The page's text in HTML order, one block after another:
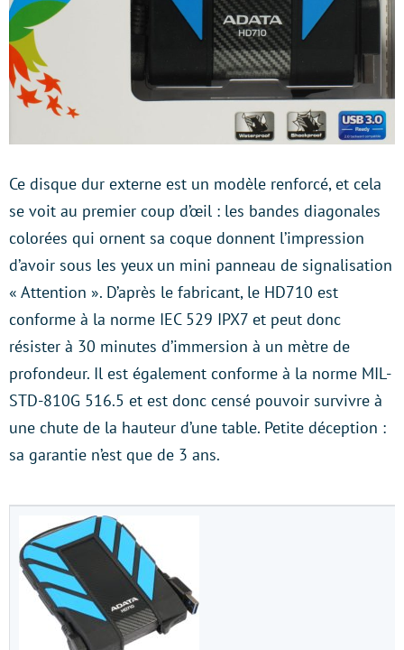
Ce disque dur externe est un modèle renforcé, et cela
se voit au premier coup d’œil : les bandes diagonales
colorées qui ornent sa coque donnent l’impression
d’avoir sous les yeux un mini panneau de signalisation
« Attention ». D’après le fabricant, le HD710 est
conforme à la norme IEC 529 IPX7 et peut donc
résister à 30 minutes d’immersion à un mètre de
profondeur. Il est également conforme à la norme MIL-
STD-810G 516.5 et est donc censé pouvoir survivre à
une chute de la hauteur d’une table. Petite déception :
sa garantie n’est que de 3 ans.